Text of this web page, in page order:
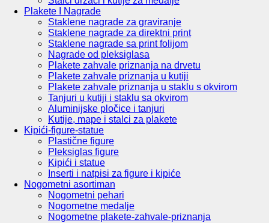
Plakete I Nagrade
Staklene nagrade za graviranje
Staklene nagrade za direktni print
Staklene nagrade sa print folijom
Nagrade od pleksiglasa
Plakete zahvale priznanja na drvetu
Plakete zahvale priznanja u kutiji
Plakete zahvale priznanja u staklu s okvirom
Tanjuri u kutiji i staklu sa okvirom
Aluminijske pločice i tanjuri
Kutije, mape i stalci za plakete
Kipići-figure-statue
Plastične figure
Pleksiglas figure
Kipići i statue
Inserti i natpisi za figure i kipiće
Nogometni asortiman
Nogometni pehari
Nogometne medalje
Nogometne plakete-zahvale-priznanja